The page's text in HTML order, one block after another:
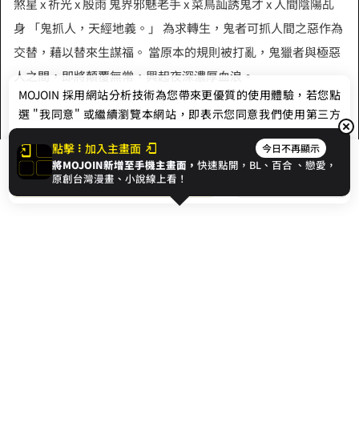
開始閱讀
煞星 x 祈光 x 殷雨 鬼界邪魅老手 x 菜鳥訕誘鬼才 x 人間陰陽乩
身 「鬼抓人，天經地義。」 為求轉生，鬼者可抓人間之惡作為
交替，藉以替來生謀福。 當原本的規則被打亂，鬼獵者與極惡
人之間，即將顛覆無常，興起夜深濃厚血浪。
作者
能火保史
點擊 加入主畫面 今日不再顯示
將MOJOIN新增至手機主畫面，快速點開，BL、百合 、戀愛，
原創台灣漫畫、小說線上看！
MOJOIN 採用網站分析技術為您帶來更優質的使用體驗，若您點
選 "我同意" 或繼續瀏覽本網站，即表示您同意我們使用第三方
Cookie，欲瞭解更多資訊請見隱私權政策。
我同意